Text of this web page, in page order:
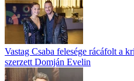
Vastag Csaba felesége rácáfolt a
szerzett Domján Evelin